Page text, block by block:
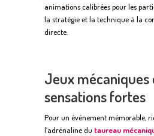
animations calibrées pour les
la stratégie et la technique à la
directe.
Jeux mécaniques
sensations fortes
Pour un événement mémorable,
l’adrénaline du taureau